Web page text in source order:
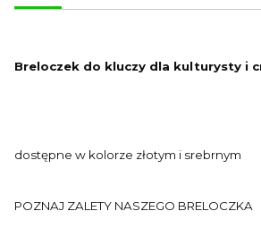
Breloczek do kluczy dla kulturysty i
dostępne w kolorze złotym i srebrnym
POZNAJ ZALETY NASZEGO BRELOCZKA